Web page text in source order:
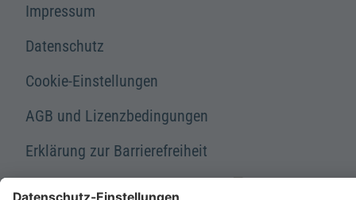
Impressum
Datenschutz
Cookie-Einstellungen
AGB und Lizenzbedingungen
Erklärung zur Barrierefreiheit